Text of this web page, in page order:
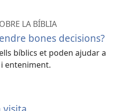
LA BÍBLIA
bones decisions?
bíblics et poden ajudar a
enteniment.